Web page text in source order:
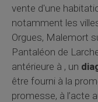
vente d'une
notamment les
Orgues, Malemort
Pantaléon de
antérieure à , un
être fourni à la
promesse, à l’acte